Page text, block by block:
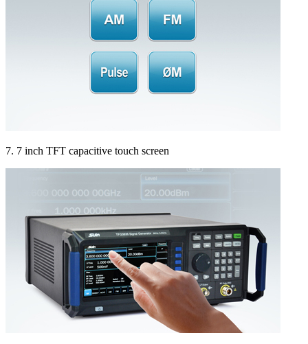
7. 7 inch TFT capacitive touch screen